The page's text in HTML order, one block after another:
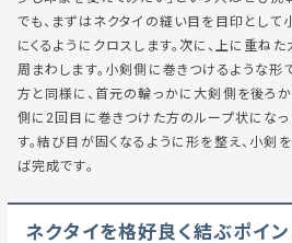
でも、まずはネクタイの縫い目を目印として
にくるようにクロスします。次に、上に重ね
周まわします。小剣側に巻きつけるような形
方と同様に、首元の輪っかに大剣側を後ろ
側に2回目に巻きつけた方のループ状にな
す。結び目が固くなるように形を整え、小剣
ば完成です。
ネクタイを格好良く結ぶポイン